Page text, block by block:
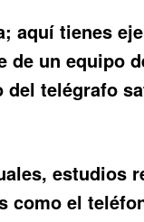
aquí tienes
un equipo
telégrafo
estudios
el